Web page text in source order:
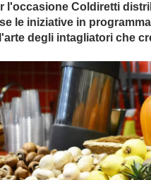
l'occasione Coldiretti
le iniziative in
degli intagliatori che